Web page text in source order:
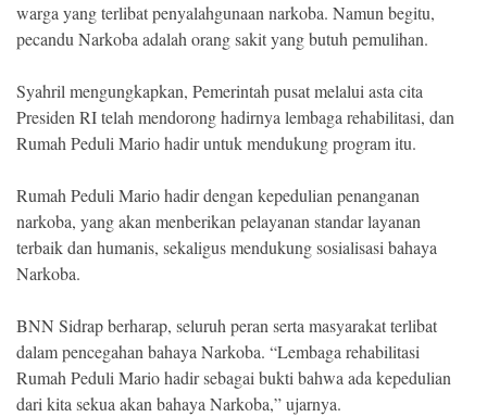
warga yang terlibat penyalahgunaan narkoba. Namun begitu,
pecandu Narkoba adalah orang sakit yang butuh pemulihan.
Syahril mengungkapkan, Pemerintah pusat melalui asta cita
Presiden RI telah mendorong hadirnya lembaga rehabilitasi, dan
Rumah Peduli Mario hadir untuk mendukung program itu.
Rumah Peduli Mario hadir dengan kepedulian penanganan
narkoba, yang akan menberikan pelayanan standar layanan
terbaik dan humanis, sekaligus mendukung sosialisasi bahaya
Narkoba.
BNN Sidrap berharap, seluruh peran serta masyarakat terlibat
dalam pencegahan bahaya Narkoba. “Lembaga rehabilitasi
Rumah Peduli Mario hadir sebagai bukti bahwa ada kepedulian
dari kita sekua akan bahaya Narkoba,” ujarnya.